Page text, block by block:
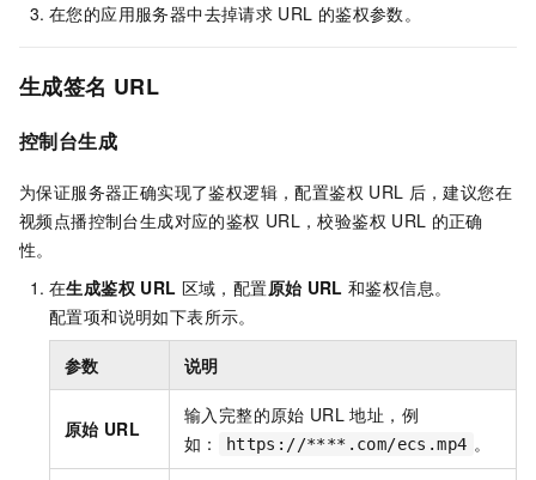
在您的应用服务器中去掉请求 URL 的鉴权参数。
生成签名 URL
控制台生成
为保证服务器正确实现了鉴权逻辑，配置鉴权 URL 后，建议您在
视频点播控制台生成对应的鉴权 URL，校验鉴权 URL 的正确
性。
在生成鉴权 URL 区域，配置原始 URL 和鉴权信息。
配置项和说明如下表所示。
参数 说明
原始 URL
输入完整的原始 URL 地址，例
如：
https://****.com/ecs.mp4 。